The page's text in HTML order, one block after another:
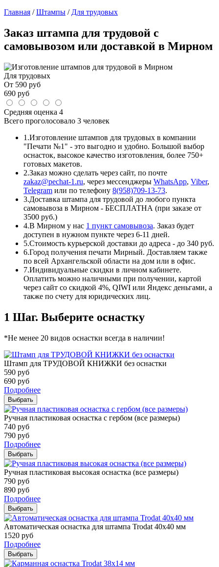
Главная /Штампы / Для трудовых
Заказ штампа для трудовой с
самовывозом или доставкой в Мирном
Для трудовых
От 590 руб
690 руб
Средняя оценка 4
Всего проголосовало 3 человек
1.Изготовление штампов для трудовых в компании
"Печати №1" - это выгодно и удобно. Большой выбор
оснасток, высокое качество изготовления, более 750+
готовых макетов.
2.Заказ можно сделать через сайт, по почте
zakaz@pechat-1.ru, через мессенджеры WhatsApp, Viber,
Telegram или по телефону 8(958)709-13-73.
3.Доставка штампа для трудовой до любого пункта
самовывоза в Мирном - БЕСПЛАТНА (при заказе от
3500 руб.)
4.В Мирном у нас 1 пункт самовывоза. Заказ будет
доступен в нужном пункте через 6-11 дней.
5.Стоимость курьерской доставки до адреса - до 340 руб.
6.Город получения печати Мирный. Доставляем также
по всей Архангельской области на дом или в офис.
7.Индивидуальные скидки в личном кабинете.
Оплатить можно наличными при получении, картой
через сайт со скидкой 4%, QIWI или Яндекс деньгами, а
также по счету для юридических лиц.
1 Шаг. Выберите оснастку
*Не менее 20 видов оснастки всегда в наличии!
Штамп для ТРУДОВОЙ КНИЖКИ без оснастки
590 руб
690 руб
Подробнее
Выбрать
Ручная пластиковая оснастка с гербом (все размеры)
740 руб
790 руб
Подробнее
Выбрать
Ручная пластиковая высокая оснастка (все размеры)
790 руб
890 руб
Подробнее
Выбрать
Автоматическая оснастка для штампа Trodat 40х40 мм
1520 руб
Подробнее
Выбрать